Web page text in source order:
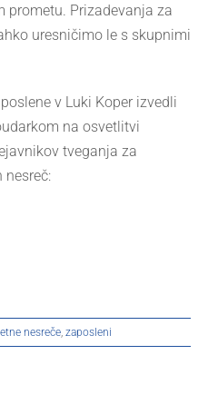
prometu. Prizadevanja za
uresničimo le s skupnimi
v Luki Koper izvedli
na osvetlitvi
tveganja za
nesreč:
nesreče, zaposleni